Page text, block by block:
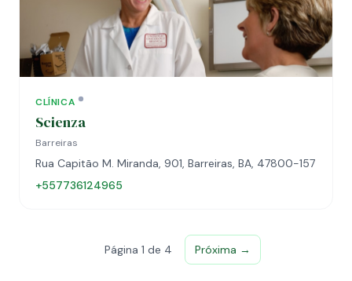
CLÍNICA
Scienza
Barreiras
Rua Capitão M. Miranda, 901, Barreiras, BA, 47800-157
+557736124965
Página 1 de 4 Próxima →